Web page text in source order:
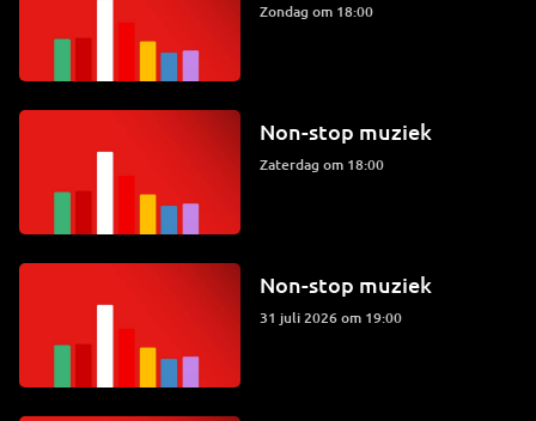
zondag om 18:00
Non-stop muziek
zaterdag om 18:00
Non-stop muziek
31 juli 2026 om 19:00